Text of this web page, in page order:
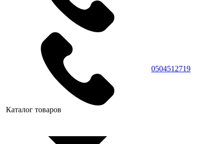
0504512719
Каталог товаров